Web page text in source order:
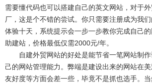
需要懂代码也可以搭建自己的英文网站，对于
厂，这是个不错的尝试。你只需要注册成为我
体验十天，系统提示会一步一步教你完成自己
助建站，价格最低仅需2000元/年。
自建外贸网站的好处是能节省一笔网站制作
己的网站管理能力。弊端是建设出来的网站在
友好度等方面会差一些，毕竟不是抓也选手。